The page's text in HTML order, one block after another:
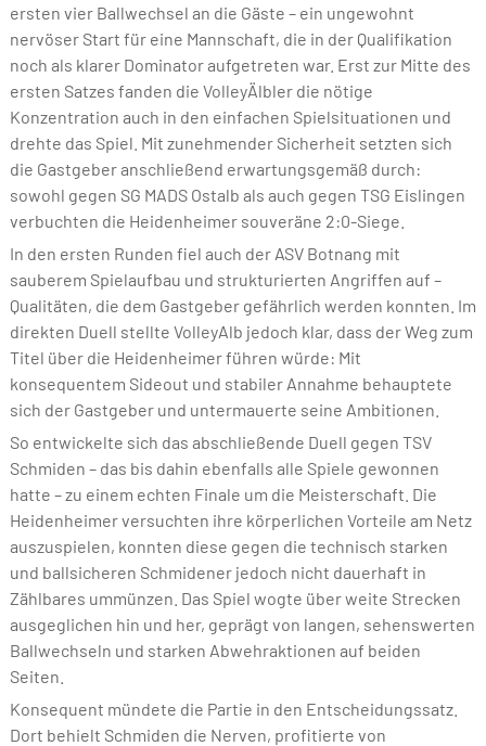
ersten vier Ballwechsel an die Gäste – ein ungewohnt
nervöser Start für eine Mannschaft, die in der Qualifikation
noch als klarer Dominator aufgetreten war. Erst zur Mitte des
ersten Satzes fanden die VolleyÄlbler die nötige
Konzentration auch in den einfachen Spielsituationen und
drehte das Spiel. Mit zunehmender Sicherheit setzten sich
die Gastgeber anschließend erwartungsgemäß durch:
sowohl gegen SG MADS Ostalb als auch gegen TSG Eislingen
verbuchten die Heidenheimer souveräne 2:0-Siege.
In den ersten Runden fiel auch der ASV Botnang mit
sauberem Spielaufbau und strukturierten Angriffen auf –
Qualitäten, die dem Gastgeber gefährlich werden konnten. Im
direkten Duell stellte VolleyAlb jedoch klar, dass der Weg zum
Titel über die Heidenheimer führen würde: Mit
konsequentem Sideout und stabiler Annahme behauptete
sich der Gastgeber und untermauerte seine Ambitionen.
So entwickelte sich das abschließende Duell gegen TSV
Schmiden – das bis dahin ebenfalls alle Spiele gewonnen
hatte – zu einem echten Finale um die Meisterschaft. Die
Heidenheimer versuchten ihre körperlichen Vorteile am Netz
auszuspielen, konnten diese gegen die technisch starken
und ballsicheren Schmidener jedoch nicht dauerhaft in
Zählbares ummünzen. Das Spiel wogte über weite Strecken
ausgeglichen hin und her, geprägt von langen, sehenswerten
Ballwechseln und starken Abwehraktionen auf beiden
Seiten.
Konsequent mündete die Partie in den Entscheidungssatz.
Dort behielt Schmiden die Nerven, profitierte von